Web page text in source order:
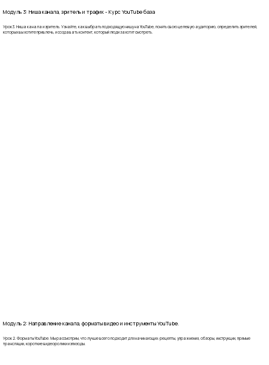
Модуль 3: Ниша канала, зритель и трафик - Курс YouTube база
Урок 3. Ниша канала и зритель. Узнайте, как выбрать подходящую нишу на YouTube, понять свою целевую аудиторию, определить зрителей,
которых вы хотите привлечь, и создавать контент, который люди захотят смотреть.
Модуль 2: Направление канала, форматы видео и инструменты YouTube.
Урок 2. Форматы YouTube. Мы рассмотрим, что лучше всего подходит для начинающих: рецепты, упражнения, обзоры, инструкции, прямые
трансляции, короткие видеоролики и эпизоды.